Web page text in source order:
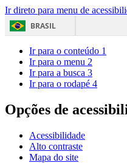
Ir direto para menu de
BRASIL
Ir para o conteúdo 1
Ir para o menu 2
Ir para a busca 3
Ir para o rodapé 4
Opções de
Acessibilidade
Alto contraste
Mapa do site